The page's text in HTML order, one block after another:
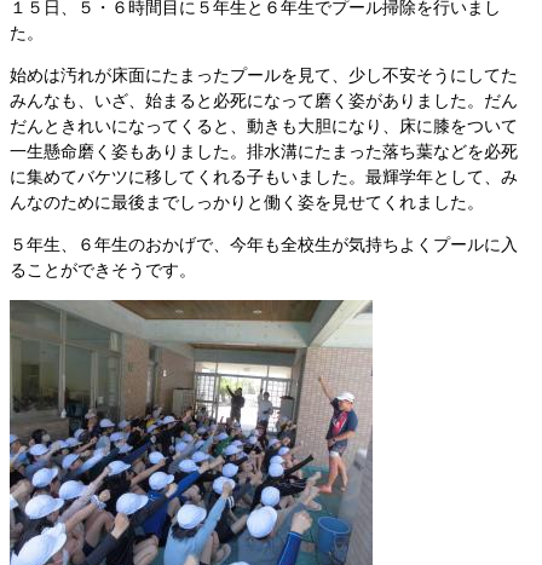
１５日、５・６時間目に５年生と６年生でプール掃除を行いまし
た。
始めは汚れが床面にたまったプールを見て、少し不安そうにしてた
みんなも、いざ、始まると必死になって磨く姿がありました。だん
だんときれいになってくると、動きも大胆になり、床に膝をついて
一生懸命磨く姿もありました。排水溝にたまった落ち葉などを必死
に集めてバケツに移してくれる子もいました。最輝学年として、み
んなのために最後までしっかりと働く姿を見せてくれました。
５年生、６年生のおかげで、今年も全校生が気持ちよくプールに入
ることができそうです。